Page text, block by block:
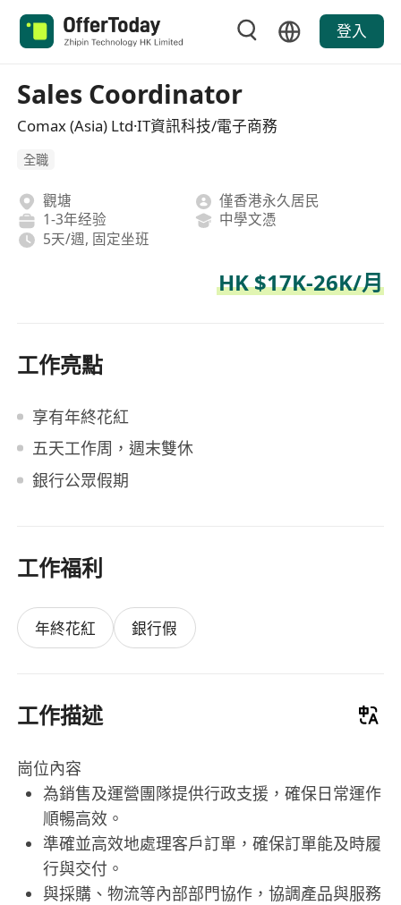
登入
Sales Coordinator
Comax (Asia) Ltd·IT資訊科技/電子商務
全職
觀塘
僅香港永久居民
1-3年经验
中學文憑
5天/週, 固定坐班
HK $17K-26K/月
工作亮點
享有年終花紅
五天工作周，週末雙休
銀行公眾假期
工作福利
年終花紅 銀行假
工作描述
崗位內容
為銷售及運營團隊提供行政支援，確保日常運作
順暢高效。
準確並高效地處理客戶訂單，確保訂單能及時履
行與交付。
與採購、物流等內部部門協作，協調產品與服務